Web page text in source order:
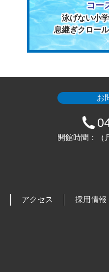
コー
泳げない小
息継ぎクロー
お
開館時間：（
アクセス 採用情報